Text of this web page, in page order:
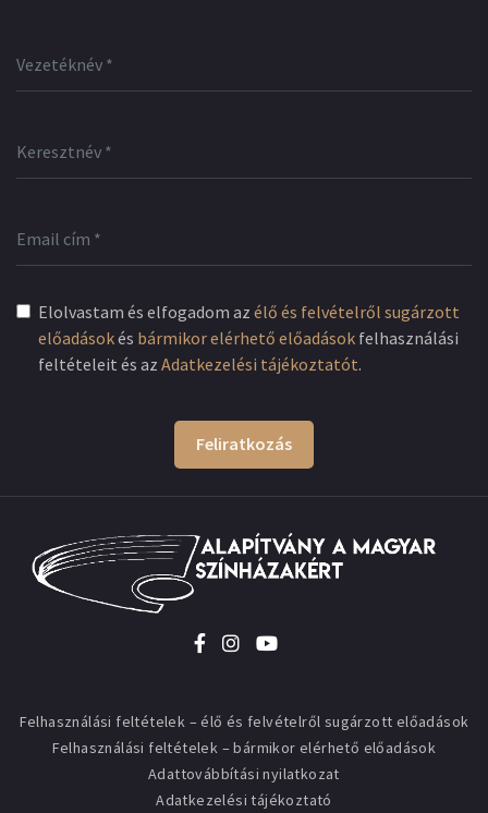
Elolvastam és elfogadom az élő és felvételről sugárzott
előadásokés bármikor elérhető előadások felhasználási
feltételeit és az Adatkezelési tájékoztatót.
Feliratkozás
Felhasználási feltételek – élő és felvételről sugárzott előadások
Felhasználási feltételek – bármikor elérhető előadások
Adattovábbítási nyilatkozat
Adatkezelési tájékoztató